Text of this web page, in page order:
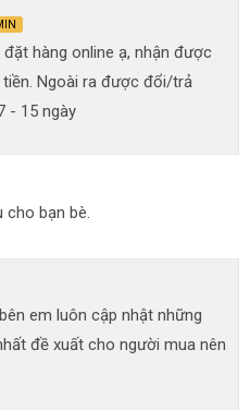
hàng online ạ, nhận được
Ngoài ra được đổi/trả
- 15 ngày
cho bạn bè.
em luôn cập nhật những
đề xuất cho người mua nên